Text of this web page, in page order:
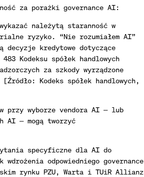
za porażki governance AI:
należytą staranność w
ryzyko. “Nie rozumiałem AI”
kredytowe dotyczące
Kodeksu spółek handlowych
za szkody wyrządzone
Kodeks spółek handlowych,
przy wyborze vendora AI — lub
AI — mogą tworzyć
specyficzne dla AI do
wdrożenia odpowiedniego governance
rynku PZU, Warta i TUiR Allianz